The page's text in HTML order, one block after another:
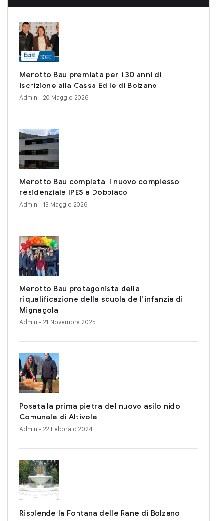
Merotto Bau premiata per i 30 anni di
iscrizione alla Cassa Edile di Bolzano
Admin - 20 Maggio 2026
Merotto Bau completa il nuovo complesso
residenziale IPES a Dobbiaco
Admin - 13 Maggio 2026
Merotto Bau protagonista della
riqualificazione della scuola dell’infanzia di
Mignagola
Admin - 21 Novembre 2025
Posata la prima pietra del nuovo asilo nido
Comunale di Altivole
Admin - 22 Febbraio 2024
Risplende la Fontana delle Rane di Bolzano